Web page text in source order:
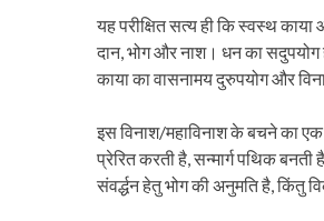
यह परीक्षित सत्य ही कि स्वस्थ
दान, भोग और नाश। धन का सदुपयोग
काया का वासनामय दुरुपयोग और
इस विनाश/महाविनाश के बचने का एक
प्रेरित करती है, सन्मार्ग पथिक
संवर्द्धन हेतु भोग की अनुमति है, किंतु